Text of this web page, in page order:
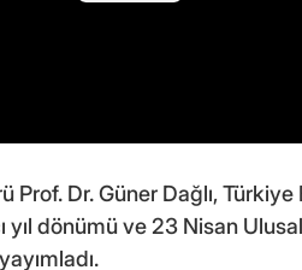
Prof. Dr. Güner Dağlı,
yıl dönümü ve 23 Nisan